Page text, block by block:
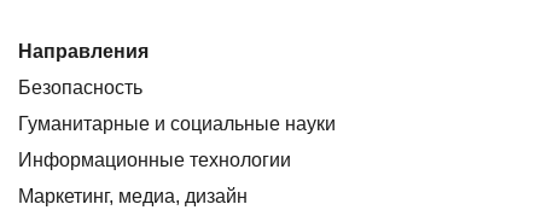
Направления
Безопасность
Гуманитарные и социальные науки
Информационные технологии
Маркетинг, медиа, дизайн